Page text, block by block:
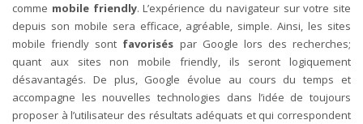
comme mobile friendly. L’expérience du navigateur sur votre site
depuis son mobile sera efficace, agréable, simple. Ainsi, les sites
mobile friendly sont favorisés par Google lors des recherches;
quant aux sites non mobile friendly, ils seront logiquement
désavantagés. De plus, Google évolue au cours du temps et
accompagne les nouvelles technologies dans l’idée de toujours
proposer à l’utilisateur des résultats adéquats et qui correspondent